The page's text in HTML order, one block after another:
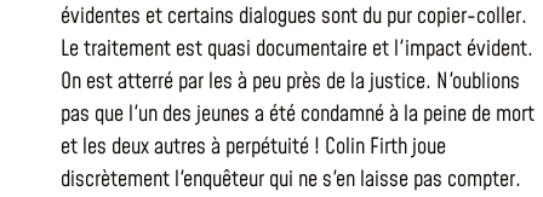
évidentes et certains dialogues sont du pur copier-coller.
Le traitement est quasi documentaire et l'impact évident.
On est atterré par les à peu près de la justice. N'oublions
pas que l'un des jeunes a été condamné à la peine de mort
et les deux autres à perpétuité ! Colin Firth joue
discrètement l'enquêteur qui ne s'en laisse pas compter.